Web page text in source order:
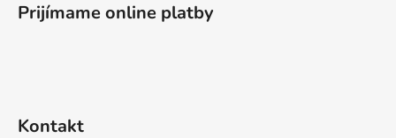
Prijímame online platby
Kontakt